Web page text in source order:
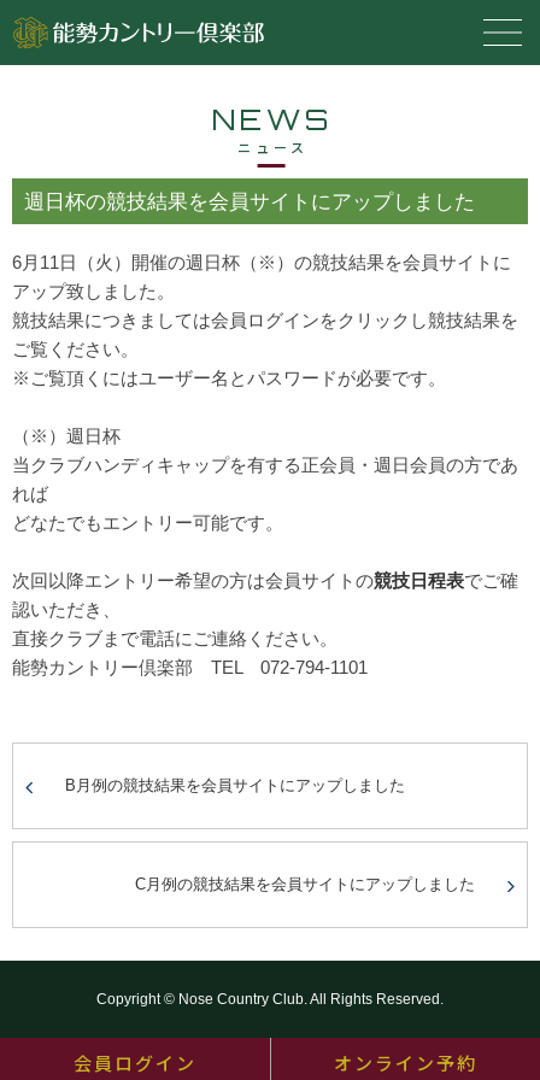
会員ログイン オンライン予約
NEWS
ニュース
週日杯の競技結果を会員サイトにアップしました
6月11日（火）開催の週日杯（※）の競技結果を会員サイトに
アップ致しました。
競技結果につきましては会員ログインをクリックし競技結果を
ご覧ください。
※ご覧頂くにはユーザー名とパスワードが必要です。
（※）週日杯
当クラブハンディキャップを有する正会員・週日会員の方であ
れば
どなたでもエントリー可能です。
次回以降エントリー希望の方は会員サイトの競技日程表でご確
認いただき、
直接クラブまで電話にご連絡ください。
能勢カントリー倶楽部 TEL 072-794-1101
B月例の競技結果を会員サイトにアップしました
C月例の競技結果を会員サイトにアップしました
Copyright © Nose Country Club. All Rights Reserved.